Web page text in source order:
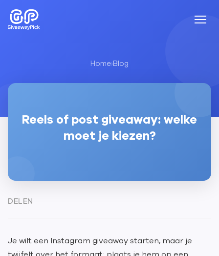
Home›Blog
Reels of post giveaway: welke
moet je kiezen?
DELEN
Je wilt een Instagram giveaway starten, maar je